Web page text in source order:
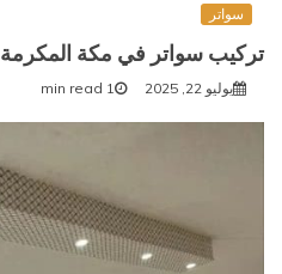
سواتر
تركيب سواتر في مكة المكرمة
يوليو 22, 2025 1 min read